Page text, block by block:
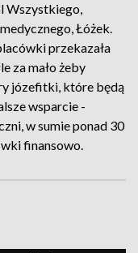
Wszystkiego,
Łóżek.
przekazała
za mało żeby
józefitki, które będą
wsparcie -
w sumie ponad 30
finansowo.